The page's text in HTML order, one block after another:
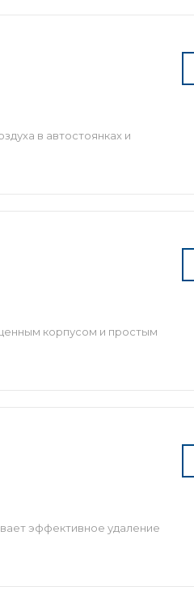
в автостоянках и
корпусом и простым
эффективное удаление